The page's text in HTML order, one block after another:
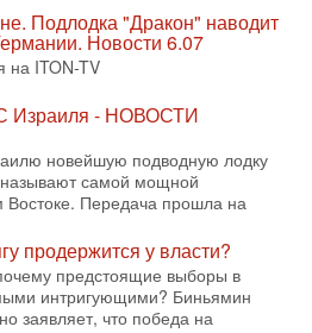
Трамп заявил о
соглашения о полном
вооруженных группировок в
крайних мер? Разбор и
Давида Шарпа
Ирана и США накаляется
в самый последний момент
тяжелых ударов
«Аркия» намерен
авиакомпании «Аркия»
Подлодка "Дракон" наводит
Новости 6.07
на ITON-TV
Израиля - НОВОСТИ
новейшую подводную лодку
самой мощной
Передача прошла на
продержится у власти?
предстоящие выборы в
интригующими? Биньямин
заявляет, что победа на